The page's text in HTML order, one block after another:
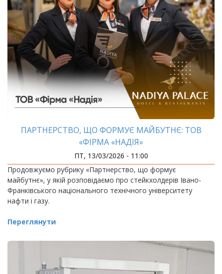
ПАРТНЕРСТВО, ЩО ФОРМУЄ МАЙБУТНЄ: ТОВ
«ФІРМА «НАДІЯ»
ПТ, 13/03/2026 - 11:00
Продовжуємо рубрику «Партнерство, що формує
майбутнє», у якій розповідаємо про стейкхолдерів Івано-
Франківського національного технічного університету
нафти і газу.
Переглянути